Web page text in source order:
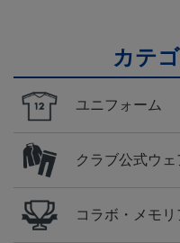
カテ
ユニフォーム
クラブ公式ウェ
コラボ・メモ